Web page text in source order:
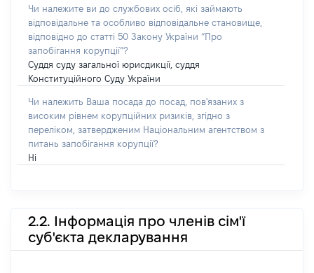
Чи належите ви до службових осіб, які займають
відповідальне та особливо відповідальне становище,
відповідно до статті 50 Закону України “Про
запобігання корупції”?
Суддя суду загальної юрисдикції, суддя
Конституційного Суду України
Чи належить Ваша посада до посад, пов'язаних з
високим рівнем корупційних ризиків, згідно з
переліком, затвердженим Національним агентством з
питань запобігання корупції?
Ні
2.2. Інформація про членів сім'ї
суб'єкта декларування